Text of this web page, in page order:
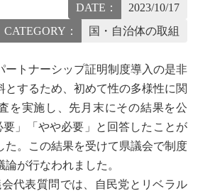
DATE：
2023/10/17
CATEGORY：
国・自治体の取組
トナーシップ証明制度導入の是非
とするため、初めて性の多様性に関
を実施し、先月末にその結果を公
要」「やや必要」と回答したことが
た。この結果を受けて県議会で制度
が行なわれました。
代表質問では、自民党とリベラル